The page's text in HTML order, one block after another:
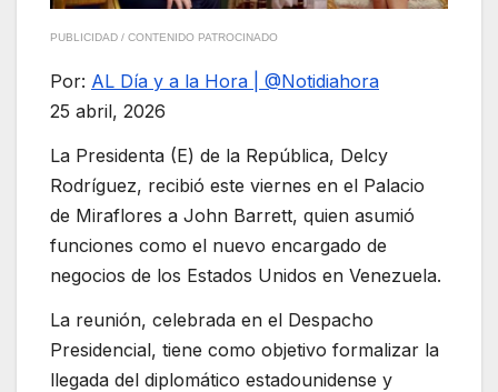
PUBLICIDAD / CONTENIDO PATROCINADO
Por: AL Día y a la Hora | @Notidiahora
25 abril, 2026
La Presidenta (E) de la República, Delcy
Rodríguez, recibió este viernes en el Palacio
de Miraflores a John Barrett, quien asumió
funciones como el nuevo encargado de
negocios de los Estados Unidos en Venezuela.
La reunión, celebrada en el Despacho
Presidencial, tiene como objetivo formalizar la
llegada del diplomático estadounidense y